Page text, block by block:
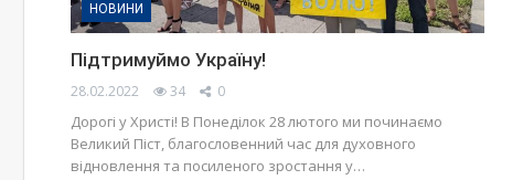
НОВИНИ
Підтримуймо Україну!
28.02.2022 34 0
Дорогі у Христі! В Понеділок 28 лютого ми починаємо
Великий Піст, благословенний час для духовного
відновлення та посиленого зростання у…